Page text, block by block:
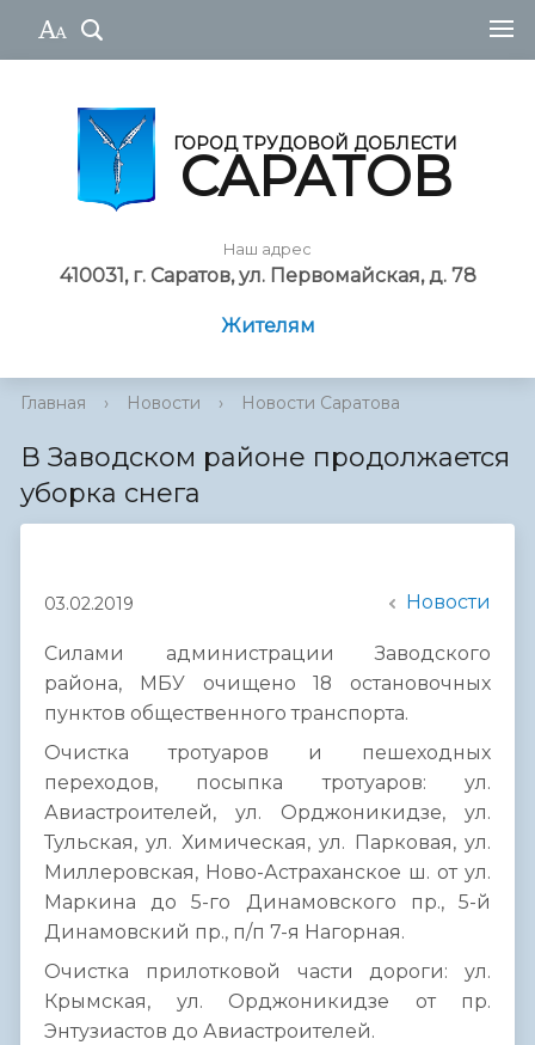
ГОРОД ТРУДОВОЙ ДОБЛЕСТИ
САРАТОВ
Наш адрес
410031, г. Саратов, ул. Первомайская, д. 78
Жителям
Главная › Новости › Новости Саратова
В Заводском районе продолжается
уборка снега
03.02.2019 Новости
Силами администрации Заводского
района, МБУ очищено 18 остановочных
пунктов общественного транспорта.
Очистка тротуаров и пешеходных
переходов, посыпка тротуаров: ул.
Авиастроителей, ул. Орджоникидзе, ул.
Тульская, ул. Химическая, ул. Парковая, ул.
Миллеровская, Ново-Астраханское ш. от ул.
Маркина до 5-го Динамовского пр., 5-й
Динамовский пр., п/п 7-я Нагорная.
Очистка прилотковой части дороги: ул.
Крымская, ул. Орджоникидзе от пр.
Энтузиастов до Авиастроителей.